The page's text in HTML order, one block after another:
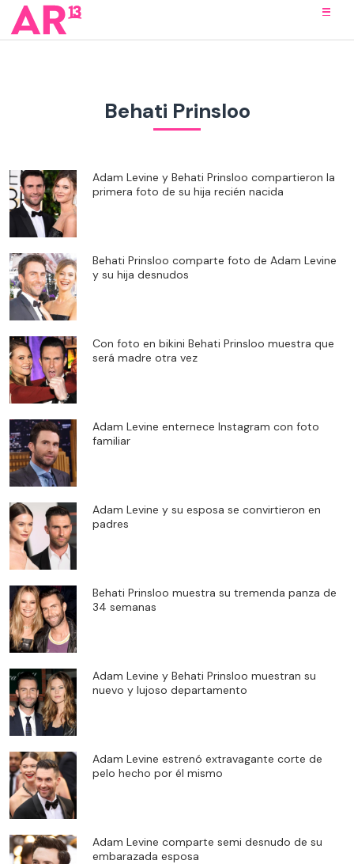
Behati Prinsloo
Adam Levine y Behati Prinsloo compartieron la
primera foto de su hija recién nacida
Behati Prinsloo comparte foto de Adam Levine
y su hija desnudos
Con foto en bikini Behati Prinsloo muestra que
será madre otra vez
Adam Levine enternece Instagram con foto
familiar
Adam Levine y su esposa se convirtieron en
padres
Behati Prinsloo muestra su tremenda panza de
34 semanas
Adam Levine y Behati Prinsloo muestran su
nuevo y lujoso departamento
Adam Levine estrenó extravagante corte de
pelo hecho por él mismo
Adam Levine comparte semi desnudo de su
embarazada esposa